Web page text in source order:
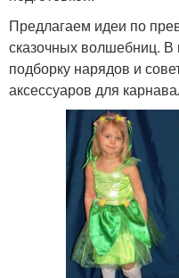
Предлагаем идеи по
сказочных волшебниц.
подборку нарядов и
аксессуаров для